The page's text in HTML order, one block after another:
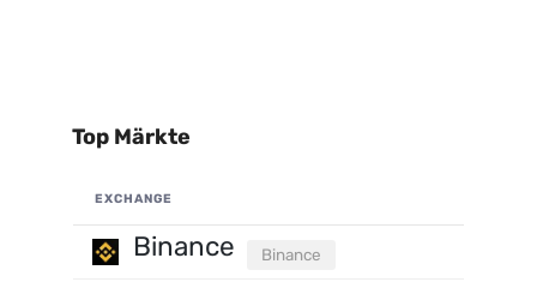
Top Märkte
EXCHANGE
Binance Binance